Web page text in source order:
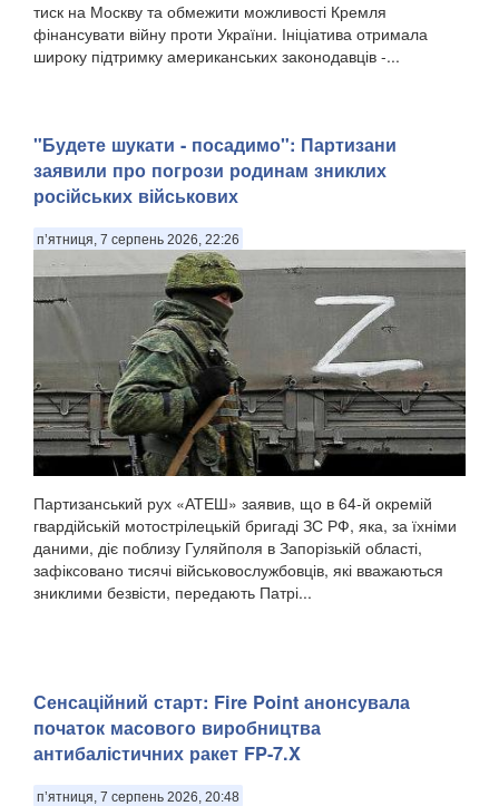
тиск на Москву та обмежити можливості Кремля
фінансувати війну проти України. Ініціатива отримала
широку підтримку американських законодавців -...
"Будете шукати - посадимо": Партизани
заявили про погрози родинам зниклих
російських військових
п’ятниця, 7 серпень 2026, 22:26
Партизанський рух «АТЕШ» заявив, що в 64-й окремій
гвардійській мотострілецькій бригаді ЗС РФ, яка, за їхніми
даними, діє поблизу Гуляйполя в Запорізькій області,
зафіксовано тисячі військовослужбовців, які вважаються
зниклими безвісти, передають Патрі...
Сенсаційний старт: Fire Point анонсувала
початок масового виробництва
антибалістичних ракет FP-7.X
п’ятниця, 7 серпень 2026, 20:48